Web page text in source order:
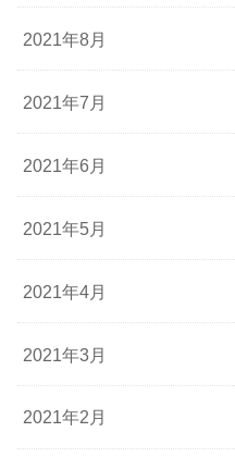
2021年8月
2021年7月
2021年6月
2021年5月
2021年4月
2021年3月
2021年2月